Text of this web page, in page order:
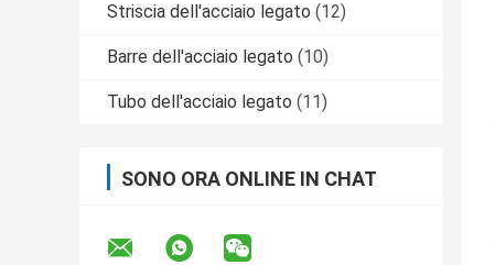
Striscia dell'acciaio legato (12)
Barre dell'acciaio legato (10)
Tubo dell'acciaio legato (11)
SONO ORA ONLINE IN CHAT